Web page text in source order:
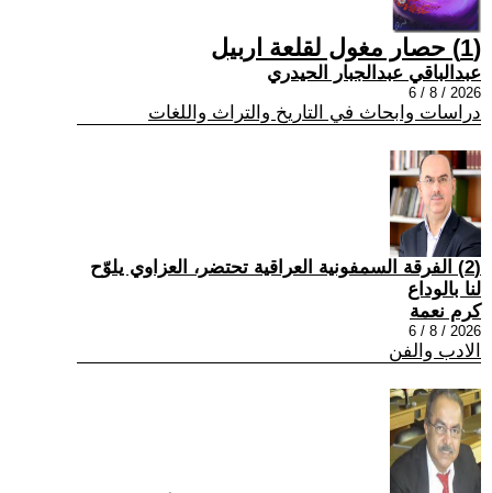
(1) حصار مغول لقلعة اربيل
عبدالباقي عبدالجبار الحيدري
2026 / 8 / 6
دراسات وابحاث في التاريخ والتراث واللغات
(2) الفرقة السمفونية العراقية تحتضر، العزاوي يلوّح
لنا بالوداع
كرم نعمة
2026 / 8 / 6
الادب والفن